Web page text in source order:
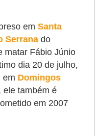
em Santa
Serrana do
matar Fábio Júnio
dia 20 de julho,
em Domingos
ele também é
em 2007